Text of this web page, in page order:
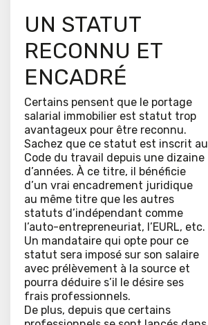
UN STATUT
RECONNU ET
ENCADRÉ
Certains pensent que le portage
salarial immobilier est statut trop
avantageux pour être reconnu.
Sachez que ce statut est inscrit au
Code du travail depuis une dizaine
d’années. À ce titre, il bénéficie
d’un vrai encadrement juridique
au même titre que les autres
statuts d’indépendant comme
l’auto-entrepreneuriat, l’EURL, etc.
Un mandataire qui opte pour ce
statut sera imposé sur son salaire
avec prélèvement à la source et
pourra déduire s’il le désire ses
frais professionnels.
De plus, depuis que certains